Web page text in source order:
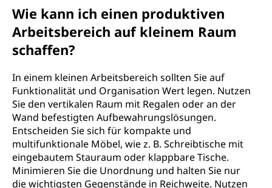
Wie kann ich einen produktiven
Arbeitsbereich auf kleinem Raum
schaffen?
In einem kleinen Arbeitsbereich sollten Sie auf
Funktionalität und Organisation Wert legen. Nutzen
Sie den vertikalen Raum mit Regalen oder an der
Wand befestigten Aufbewahrungslösungen.
Entscheiden Sie sich für kompakte und
multifunktionale Möbel, wie z. B. Schreibtische mit
eingebautem Stauraum oder klappbare Tische.
Minimieren Sie die Unordnung und halten Sie nur
die wichtigsten Gegenstände in Reichweite. Nutzen